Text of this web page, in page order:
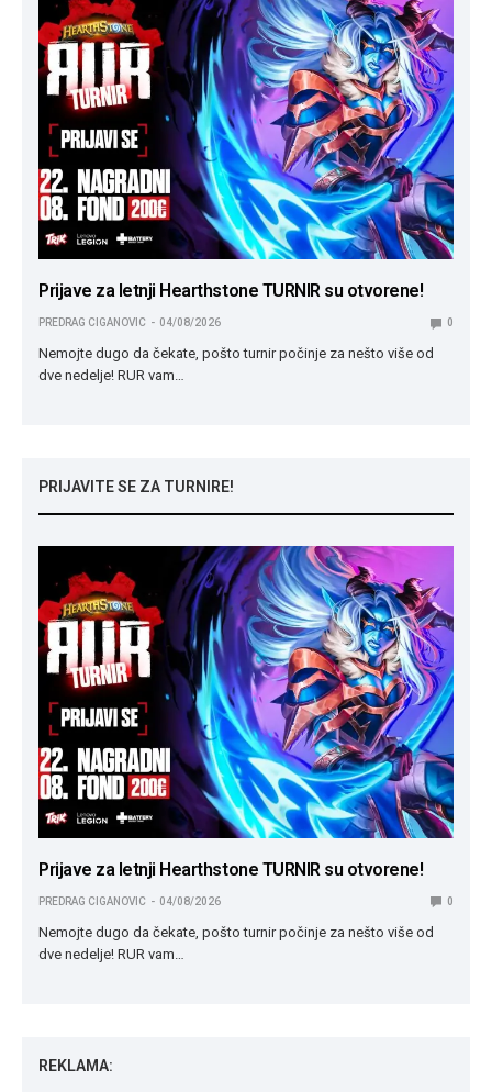
Prijave za letnji Hearthstone TURNIR su otvorene!
PREDRAG CIGANOVIC 04/08/2026 0
Nemojte dugo da čekate, pošto turnir počinje za nešto više od
dve nedelje! RUR vam…
PRIJAVITE SE ZA TURNIRE!
Prijave za letnji Hearthstone TURNIR su otvorene!
PREDRAG CIGANOVIC 04/08/2026 0
Nemojte dugo da čekate, pošto turnir počinje za nešto više od
dve nedelje! RUR vam…
REKLAMA: